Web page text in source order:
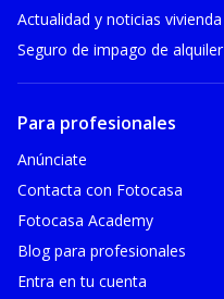
Actualidad y noticias vivienda
Seguro de impago de alquiler
Para profesionales
Anúnciate
Contacta con Fotocasa
Fotocasa Academy
Blog para profesionales
Entra en tu cuenta